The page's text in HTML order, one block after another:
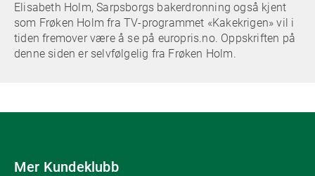
Elisabeth Holm, Sarpsborgs bakerdronning også kjent
som Frøken Holm fra TV-programmet «Kakekrigen» vil i
tiden fremover være å se på europris.no. Oppskriften på
denne siden er selvfølgelig fra Frøken Holm.
Mer Kundeklubb